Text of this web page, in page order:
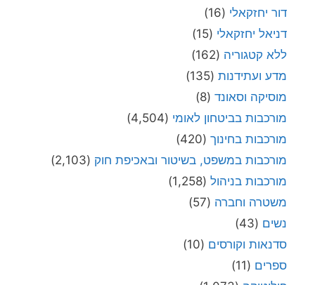
דור יחזקאלי (16)
דניאל יחזקאלי (15)
ללא קטגוריה (162)
מדע ועתידנות (135)
מוסיקה וסאונד (8)
מורכבות בביטחון לאומי (4,504)
מורכבות בחינוך (420)
מורכבות במשפט, בשיטור ובאכיפת חוק (2,103)
מורכבות בניהול (1,258)
משטרה וחברה (57)
נשים (43)
סדנאות וקורסים (10)
ספרים (11)